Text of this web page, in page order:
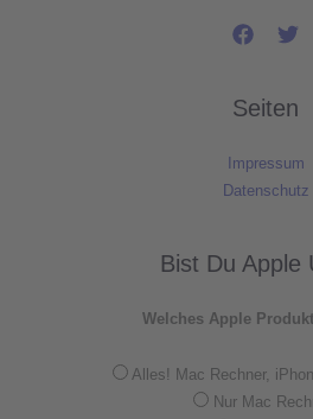
Seiten
Impressum
Datenschutz
Bist Du Apple
Welches Apple
Alles! Mac Rechner,
Nur Mac